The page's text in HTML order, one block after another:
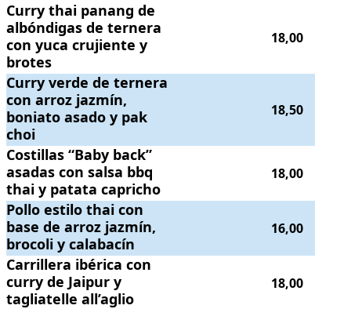
Curry thai panang de albóndigas de ternera con yuca crujiente y
Curry thai panang de
albóndigas de ternera
con yuca crujiente y
brotes
18,00
Curry verde de ternera con arroz jazmín, boniato asado y pak choi
Curry verde de ternera
con arroz jazmín,
boniato asado y pak
choi
18,50
Costillas “Baby back” asadas con salsa bbq thai y patata capricho
Costillas “Baby back”
asadas con salsa bbq
thai y patata capricho
18,00
Pollo estilo thai con base de arroz jazmín, brocoli y calabacín
Pollo estilo thai con
base de arroz jazmín,
brocoli y calabacín
16,00
Carrillera ibérica con curry de Jaipur y tagliatelle all’aglio
Carrillera ibérica con
curry de Jaipur y
tagliatelle all’aglio
18,00